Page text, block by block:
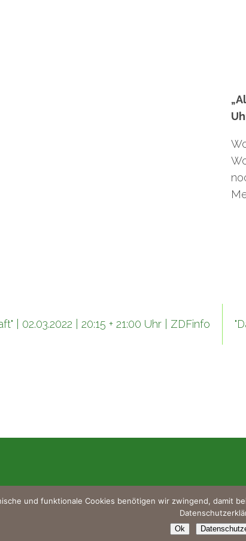
| 02.03.2022 | 20:15 + 21:00 Uhr | ZDFinfo
und funktionale Cookies benötigen wir zwingend, damit
Ok